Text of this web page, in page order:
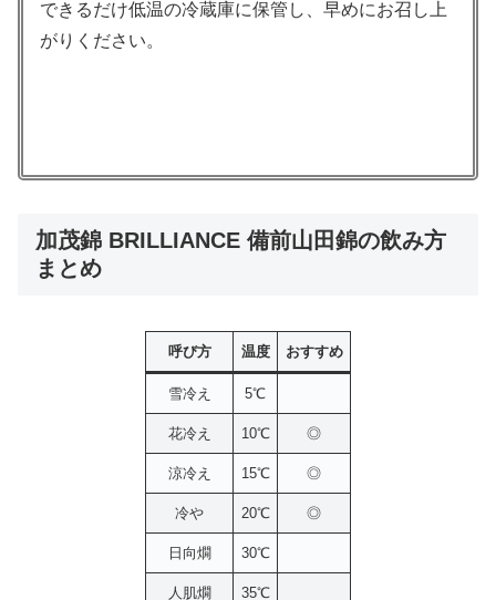
できるだけ低温の冷蔵庫に保管し、早めにお召し上
がりください。
加茂錦 BRILLIANCE 備前山田錦の飲み方
まとめ
呼び方 温度 おすすめ
雪冷え 5℃
花冷え 10℃ ◎
涼冷え 15℃ ◎
冷や 20℃ ◎
日向燗 30℃
人肌燗 35℃